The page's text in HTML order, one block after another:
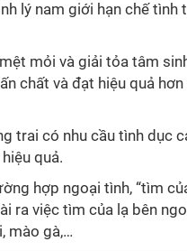
lý nam giới hạn chế tình
mỏi và giải tỏa tâm
chất và đạt hiệu quả
trai có nhu cầu tình dục
quả.
hợp ngoại tình, “tìm
ra việc tìm của lạ bên
mào gà,…